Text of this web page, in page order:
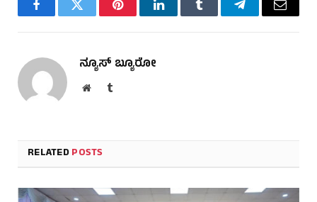
FacebookTwitter PinterestLinkedInTumblr TelegramEmail
ನ್ಯೂಸ್ ಬ್ಯೂರೋ
WebsiteTumblr
RELATEDPOSTS